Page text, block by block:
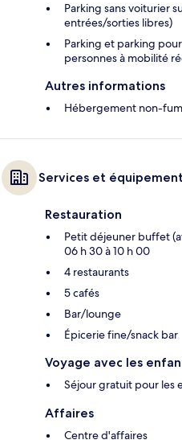
Parking sans voiturier
entrées/sorties libres)
Parking et parking
personnes à mobilité
Autres informations
Hébergement non-
Services et
Restauration
Petit déjeuner buffet
06 h 30 à 10 h 00
4 restaurants
5 cafés
Bar/lounge
Épicerie fine/snack bar
Voyage avec les
Séjour gratuit pour les
Affaires
Centre d'affaires